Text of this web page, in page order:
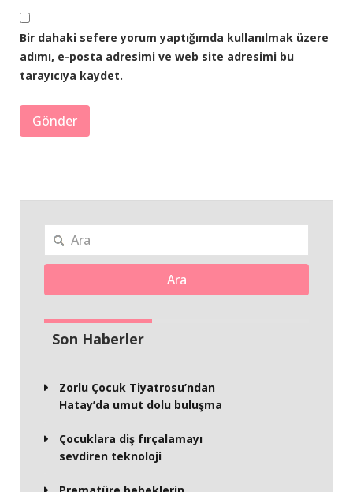
Bir dahaki sefere yorum yaptığımda kullanılmak üzere
adımı, e-posta adresimi ve web site adresimi bu
tarayıcıya kaydet.
Ara
Son Haberler
Zorlu Çocuk Tiyatrosu’ndan
Hatay’da umut dolu buluşma
Çocuklara diş fırçalamayı
sevdiren teknoloji